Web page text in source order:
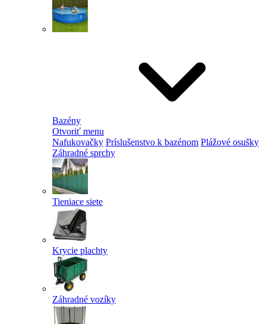
Bazény
Otvoriť menu
Nafukovačky Príslušenstvo k bazénom Plážové osušky
Záhradné sprchy
Tieniace siete
Krycie plachty
Záhradné vozíky